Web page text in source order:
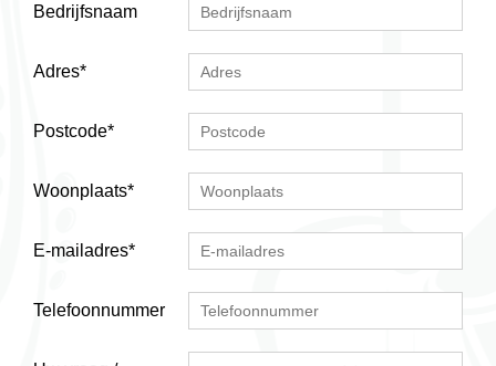
Bedrijfsnaam
Adres*
Postcode*
Woonplaats*
E-mailadres*
Telefoonnummer